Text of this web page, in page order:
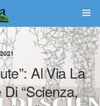
Al Via La
“Scienza,